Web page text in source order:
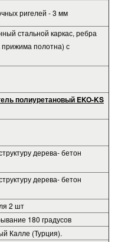
ригелей - 3 мм
стальной каркас, ребра
прижима полотна) с
полиуретановый EKO-KS
дерева- бетон
дерева- бетон
2 шт
180 градусов
Калле (Турция).